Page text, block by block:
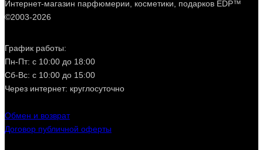
Интернет-магазин парфюмерии, косметики, подарков EDP™
©2003-2026
График работы:
Пн-Пт: с 10:00 до 18:00
Сб-Вс: с 10:00 до 15:00
Через интернет: круглосуточно
Обмен и возврат
Договор публичной оферты